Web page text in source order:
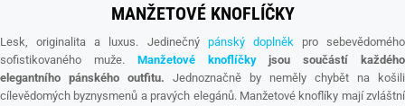
MANŽETOVÉ KNOFLÍČKY
Lesk, originalita a luxus. Jedinečný pánský doplněkpro sebevědomého
sofistikovaného muže. Manžetové knoflíčkyjsou součástí každého
elegantního pánského outfitu. Jednoznačně by neměly chybět na košili
cílevědomých byznysmenů a pravých elegánů. Manžetové knoflíky mají zvláštní